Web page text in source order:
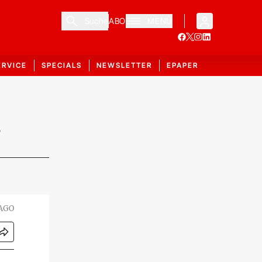
ABO
SPECIALS NEWSLETTER EPAPER